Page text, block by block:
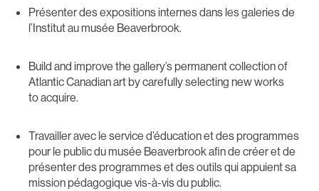
Présenter des expositions internes dans les galeries de
l’Institut au musée Beaverbrook.
Build and improve the gallery’s permanent collection of
Atlantic Canadian art by carefully selecting new works
to acquire.
Travailler avec le service d’éducation et des programmes
pour le public du musée Beaverbrook afin de créer et de
présenter des programmes et des outils qui appuient sa
mission pédagogique vis-à-vis du public.